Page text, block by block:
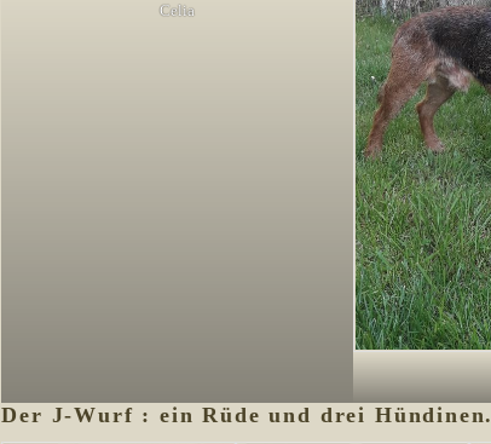
Celia
Der J-Wurf : ein Rüde und drei Hündinen.